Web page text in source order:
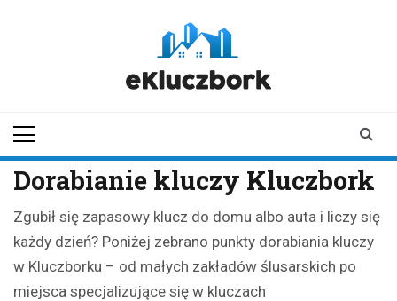
Dorabianie kluczy Kluczbork
Zgubił się zapasowy klucz do domu albo auta i liczy się
każdy dzień? Poniżej zebrano punkty dorabiania kluczy
w Kluczborku – od małych zakładów ślusarskich po
miejsca specjalizujące się w kluczach